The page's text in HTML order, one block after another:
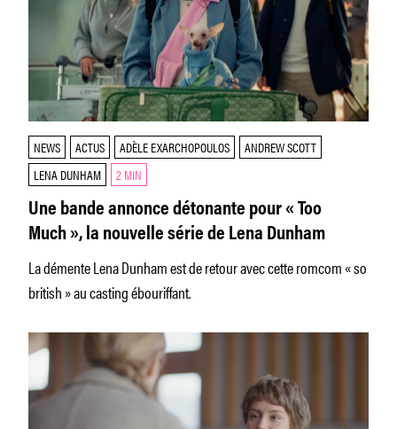
NEWS ACTUS ADÈLE EXARCHOPOULOS
ANDREW SCOTT
LENA DUNHAM
2 MIN
Une bande annonce détonante pour « Too
Much », la nouvelle série de Lena Dunham
La démente Lena Dunham est de retour avec cette romcom « so
british » au casting ébouriffant.